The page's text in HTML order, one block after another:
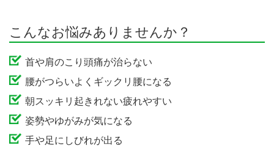
こんなお悩みありませんか？
首や肩のこり頭痛が治らない
腰がつらいよくギックリ腰になる
朝スッキリ起きれない疲れやすい
姿勢やゆがみが気になる
手や足にしびれが出る